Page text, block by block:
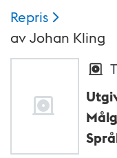
Repris
avJohan Kling